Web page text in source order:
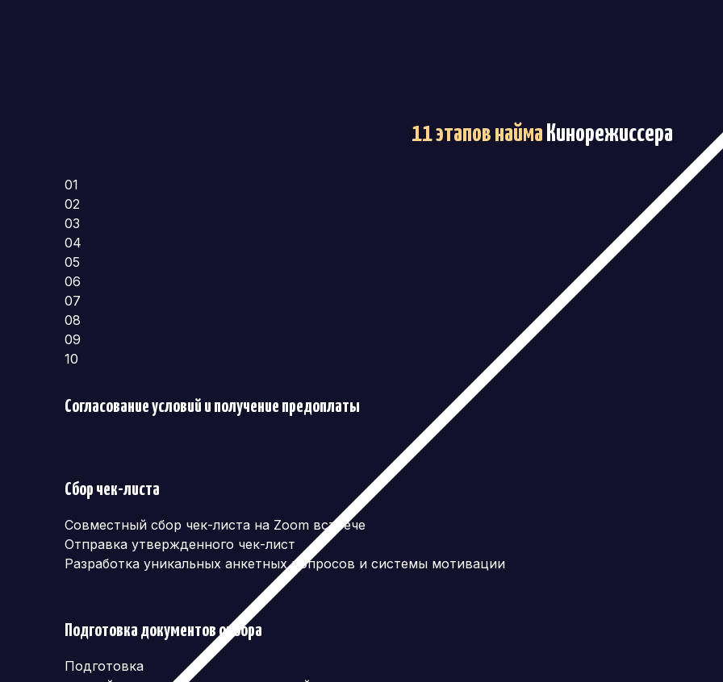
11 этапов найма Кинорежиссера
01
02
03
04
05
06
07
08
09
10
Согласование условий и получение предоплаты
Сбор чек-листа
Совместный сбор чек-листа на Zoom встрече
Отправка утвержденного чек-лист
Разработка уникальных анкетных вопросов и системы мотивации
Подготовка документов отбора
Подготовка